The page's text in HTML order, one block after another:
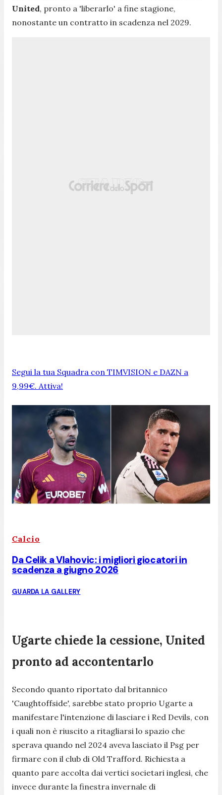
United, pronto a 'liberarlo' a fine stagione,
nonostante un contratto in scadenza nel 2029.
Segui la tua Squadra con TIMVISION e DAZN a
9,99€. Attiva!
Calcio
Da Celik a Vlahovic: i migliori giocatori in
scadenza a giugno 2026
GUARDA LA GALLERY
Ugarte chiede la cessione, United
pronto ad accontentarlo
Secondo quanto riportato dal britannico
'Caughtoffside', sarebbe stato proprio Ugarte a
manifestare l'intenzione di lasciare i Red Devils, con
i quali non è riuscito a ritagliarsi lo spazio che
sperava quando nel 2024 aveva lasciato il Psg per
firmare con il club di Old Trafford. Richiesta a
quanto pare accolta dai vertici societari inglesi, che
invece durante la finestra invernale di